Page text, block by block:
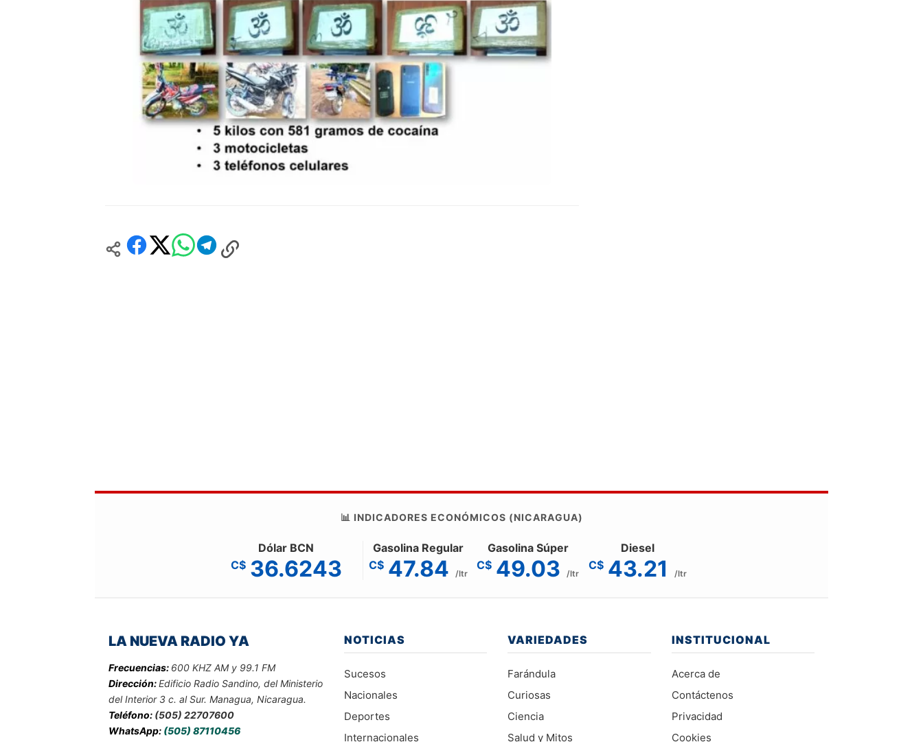
📊 INDICADORES ECONÓMICOS (NICARAGUA)
Dólar BCN
C$ 36.6243
Gasolina Regular
C$ 47.84 /ltr
Gasolina Súper
C$ 49.03 /ltr
Diesel
C$ 43.21 /ltr
LA NUEVA RADIO YA
Frecuencias: 600 KHZ AM y 99.1 FM
Dirección:Edificio Radio Sandino, del Ministerio
del Interior 3 c. al Sur. Managua, Nicaragua.
Teléfono: (505) 22707600
WhatsApp: (505) 87110456
NOTICIAS
Sucesos
Nacionales
Deportes
Internacionales
VARIEDADES
Farándula
Curiosas
Ciencia
Salud y Mitos
INSTITUCIONAL
Acerca de
Contáctenos
Privacidad
Cookies